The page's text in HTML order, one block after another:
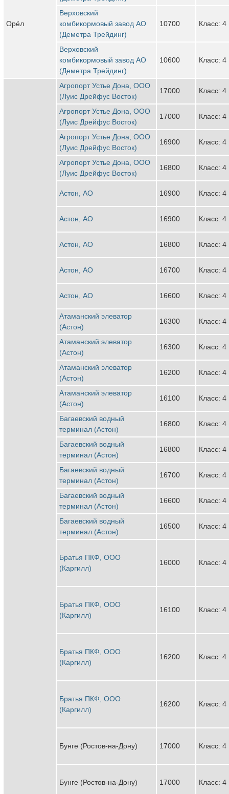
Орёл
Верховский
комбикормовый завод АО
(Деметра Трейдинг)
10700 Класс: 4
Верховский
комбикормовый завод АО
(Деметра Трейдинг)
10600 Класс: 4
Агропорт Устье Дона, ООО
(Луис Дрейфус Восток)
17000 Класс: 4
Агропорт Устье Дона, ООО
(Луис Дрейфус Восток)
17000 Класс: 4
Агропорт Устье Дона, ООО
(Луис Дрейфус Восток)
16900 Класс: 4
Агропорт Устье Дона, ООО
(Луис Дрейфус Восток)
16800 Класс: 4
Астон, АО 16900 Класс: 4
Астон, АО 16900 Класс: 4
Астон, АО 16800 Класс: 4
Астон, АО 16700 Класс: 4
Астон, АО 16600 Класс: 4
Атаманский элеватор
(Астон)
16300 Класс: 4
Атаманский элеватор
(Астон)
16300 Класс: 4
Атаманский элеватор
(Астон)
16200 Класс: 4
Атаманский элеватор
(Астон)
16100 Класс: 4
Багаевский водный
терминал (Астон)
16800 Класс: 4
Багаевский водный
терминал (Астон)
16800 Класс: 4
Багаевский водный
терминал (Астон)
16700 Класс: 4
Багаевский водный
терминал (Астон)
16600 Класс: 4
Багаевский водный
терминал (Астон)
16500 Класс: 4
Братья ПКФ, ООО
(Каргилл)
16000 Класс: 4
Братья ПКФ, ООО
(Каргилл)
16100 Класс: 4
Братья ПКФ, ООО
(Каргилл)
16200 Класс: 4
Братья ПКФ, ООО
(Каргилл)
16200 Класс: 4
Бунге (Ростов-на-Дону) 17000 Класс: 4
Бунге (Ростов-на-Дону) 17000 Класс: 4